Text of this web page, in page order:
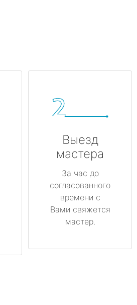
Выезд
мастера
За час до
согласованного
времени с
Вами свяжется
мастер.